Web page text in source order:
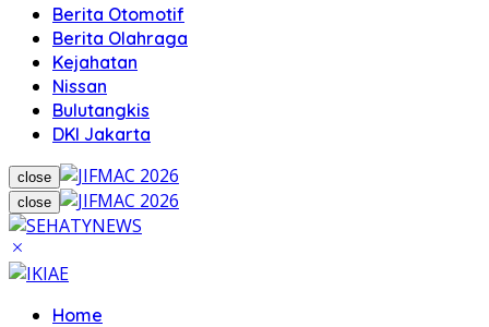
Berita Otomotif
Berita Olahraga
Kejahatan
Nissan
Bulutangkis
DKI Jakarta
close
close
Home